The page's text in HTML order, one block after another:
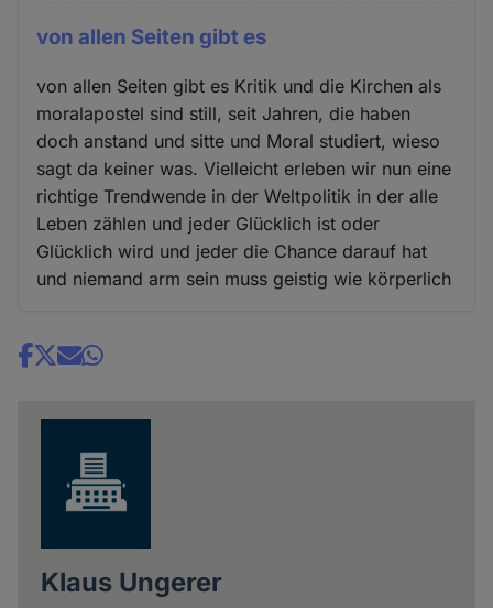
von allen Seiten gibt es
von allen Seiten gibt es Kritik und die Kirchen als
moralapostel sind still, seit Jahren, die haben
doch anstand und sitte und Moral studiert, wieso
sagt da keiner was. Vielleicht erleben wir nun eine
richtige Trendwende in der Weltpolitik in der alle
Leben zählen und jeder Glücklich ist oder
Glücklich wird und jeder die Chance darauf hat
und niemand arm sein muss geistig wie körperlich
Share
Klaus Ungerer